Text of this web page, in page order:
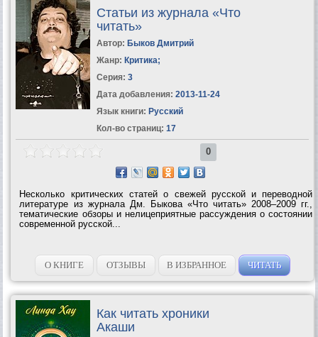
Статьи из журнала «Что
читать»
Автор: Быков Дмитрий
Жанр: Критика;
Серия: 3
Дата добавления: 2013-11-24
Язык книги: Русский
Кол-во страниц: 17
0
Несколько критических статей о свежей русской и переводной
литературе из журнала Дм. Быкова «Что читать» 2008–2009 гг.,
тематические обзоры и нелицеприятные рассуждения о состоянии
современной русской...
О КНИГЕ ОТЗЫВЫ В ИЗБРАННОЕ ЧИТАТЬ
Как читать хроники
Акаши